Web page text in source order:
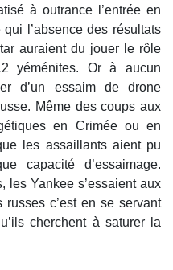
à outrance l’entrée en
l’absence des résultats
auraient du jouer le rôle
yéménites. Or à aucun
d’un essaim de drone
Même des coups aux
en Crimée ou en
les assaillants aient pu
capacité d’essaimage.
les Yankee s’essaient aux
c’est en se servant
cherchent à saturer la